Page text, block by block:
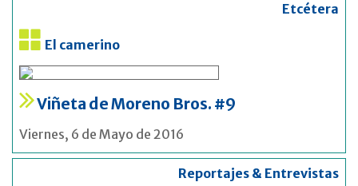
Etcétera
El camerino
Viñeta de Moreno Bros. #9
Viernes, 6 de Mayo de 2016
Reportajes & Entrevistas